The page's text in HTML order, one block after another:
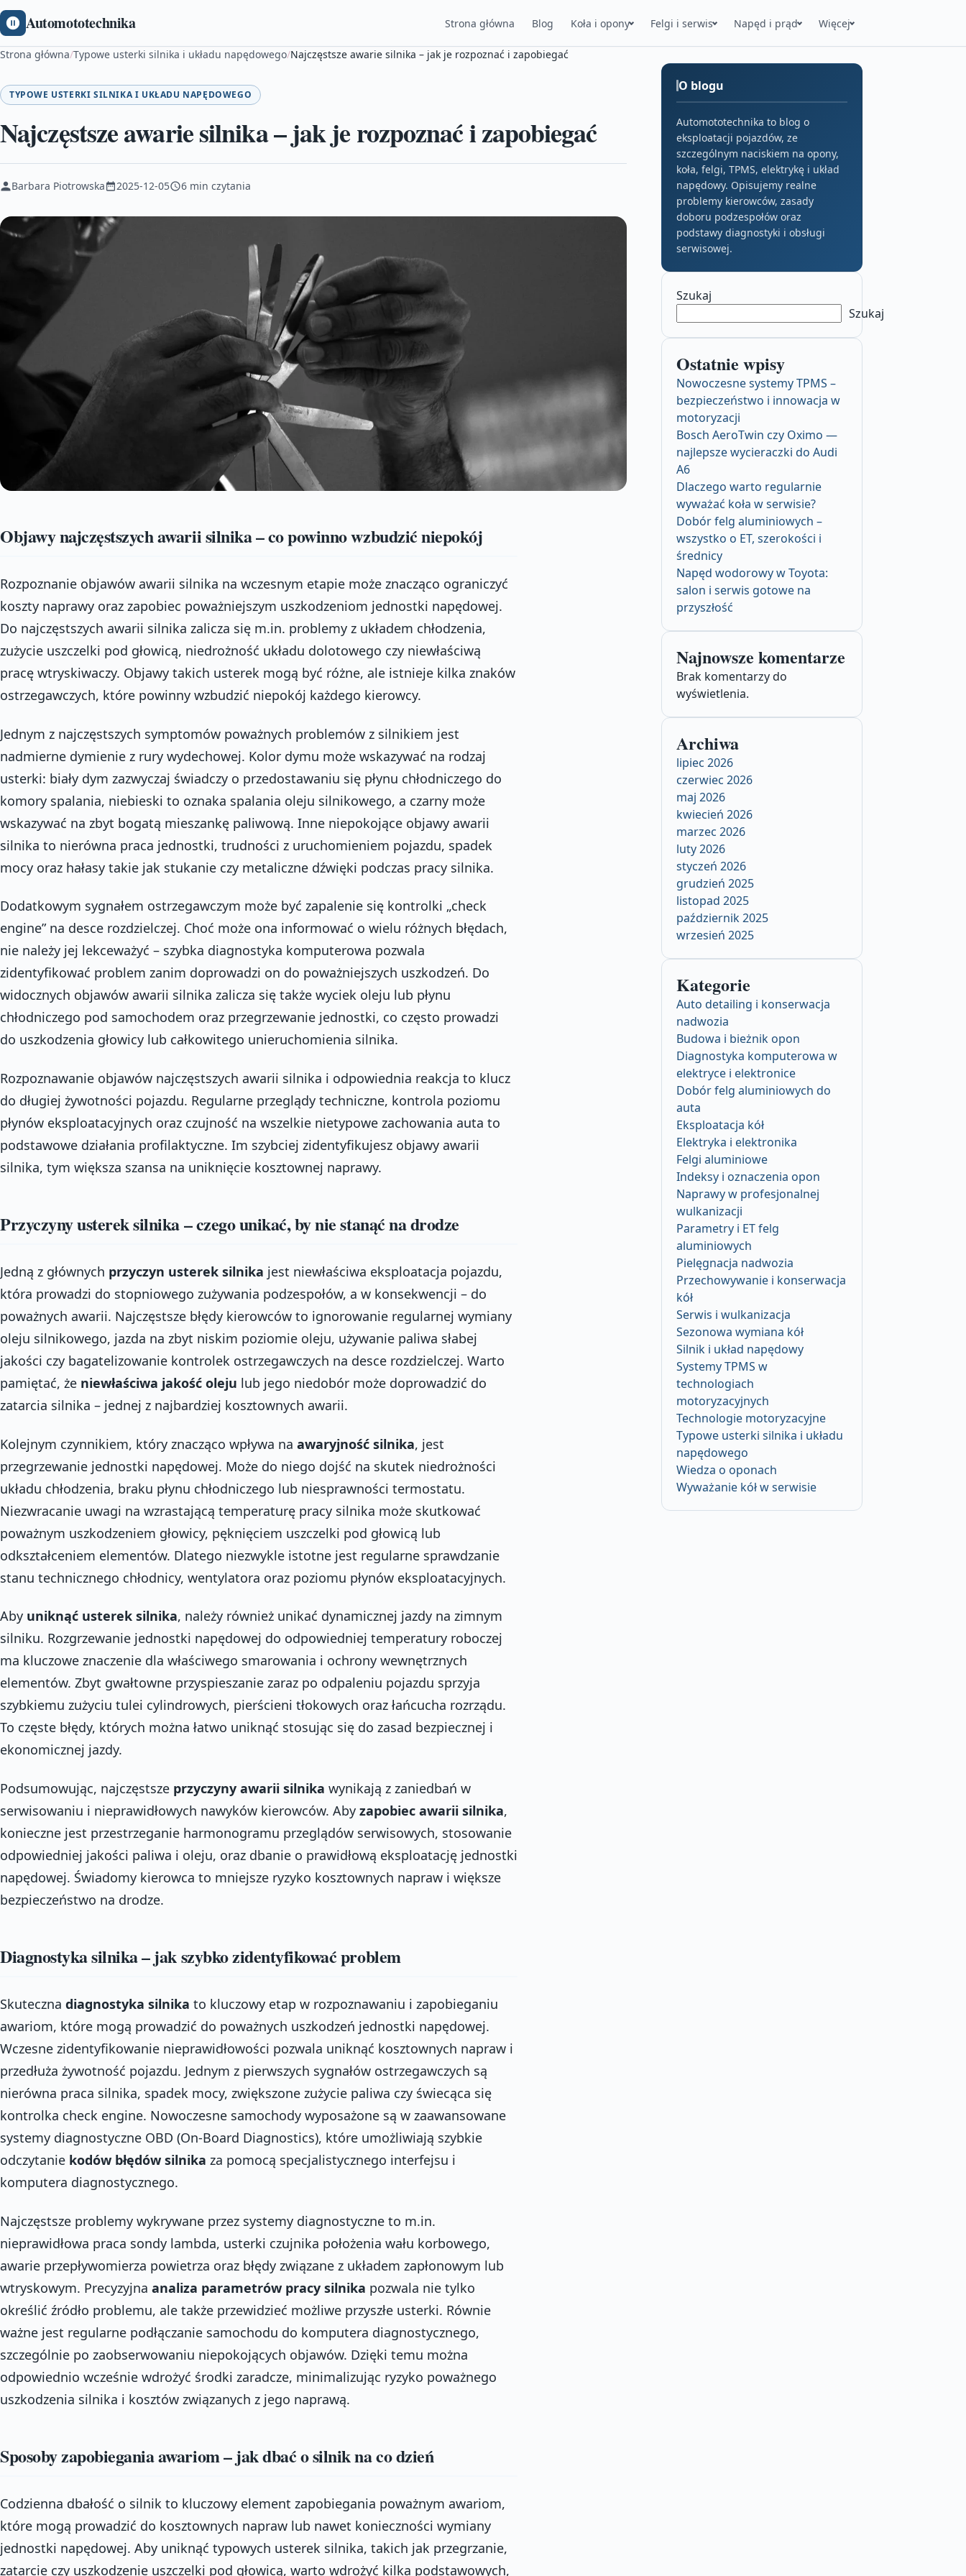
Automototechnika Strona główna Blog Koła i opony Felgi i serwis Napęd i prąd Więcej
Strona główna/Typowe usterki silnika i układu napędowego/Najczęstsze awarie silnika – jak je rozpoznać i zapobiegać
TYPOWE USTERKI SILNIKA I UKŁADU NAPĘDOWEGO
Najczęstsze awarie silnika – jak je rozpoznać i zapobiegać
Barbara Piotrowska 2025-12-05 6 min czytania
Objawy najczęstszych awarii silnika – co powinno wzbudzić niepokój
Rozpoznanie objawów awarii silnika na wczesnym etapie może znacząco ograniczyć
koszty naprawy oraz zapobiec poważniejszym uszkodzeniom jednostki napędowej.
Do najczęstszych awarii silnika zalicza się m.in. problemy z układem chłodzenia,
zużycie uszczelki pod głowicą, niedrożność układu dolotowego czy niewłaściwą
pracę wtryskiwaczy. Objawy takich usterek mogą być różne, ale istnieje kilka znaków
ostrzegawczych, które powinny wzbudzić niepokój każdego kierowcy.
Jednym z najczęstszych symptomów poważnych problemów z silnikiem jest
nadmierne dymienie z rury wydechowej. Kolor dymu może wskazywać na rodzaj
usterki: biały dym zazwyczaj świadczy o przedostawaniu się płynu chłodniczego do
komory spalania, niebieski to oznaka spalania oleju silnikowego, a czarny może
wskazywać na zbyt bogatą mieszankę paliwową. Inne niepokojące objawy awarii
silnika to nierówna praca jednostki, trudności z uruchomieniem pojazdu, spadek
mocy oraz hałasy takie jak stukanie czy metaliczne dźwięki podczas pracy silnika.
Dodatkowym sygnałem ostrzegawczym może być zapalenie się kontrolki „check
engine” na desce rozdzielczej. Choć może ona informować o wielu różnych błędach,
nie należy jej lekceważyć – szybka diagnostyka komputerowa pozwala
zidentyfikować problem zanim doprowadzi on do poważniejszych uszkodzeń. Do
widocznych objawów awarii silnika zalicza się także wyciek oleju lub płynu
chłodniczego pod samochodem oraz przegrzewanie jednostki, co często prowadzi
do uszkodzenia głowicy lub całkowitego unieruchomienia silnika.
Rozpoznawanie objawów najczęstszych awarii silnika i odpowiednia reakcja to klucz
do długiej żywotności pojazdu. Regularne przeglądy techniczne, kontrola poziomu
płynów eksploatacyjnych oraz czujność na wszelkie nietypowe zachowania auta to
podstawowe działania profilaktyczne. Im szybciej zidentyfikujesz objawy awarii
silnika, tym większa szansa na uniknięcie kosztownej naprawy.
Przyczyny usterek silnika – czego unikać, by nie stanąć na drodze
Jedną z głównych przyczyn usterek silnika jest niewłaściwa eksploatacja pojazdu,
która prowadzi do stopniowego zużywania podzespołów, a w konsekwencji – do
poważnych awarii. Najczęstsze błędy kierowców to ignorowanie regularnej wymiany
oleju silnikowego, jazda na zbyt niskim poziomie oleju, używanie paliwa słabej
jakości czy bagatelizowanie kontrolek ostrzegawczych na desce rozdzielczej. Warto
pamiętać, że niewłaściwa jakość oleju lub jego niedobór może doprowadzić do
zatarcia silnika – jednej z najbardziej kosztownych awarii.
Kolejnym czynnikiem, który znacząco wpływa na awaryjność silnika, jest
przegrzewanie jednostki napędowej. Może do niego dojść na skutek niedrożności
układu chłodzenia, braku płynu chłodniczego lub niesprawności termostatu.
Niezwracanie uwagi na wzrastającą temperaturę pracy silnika może skutkować
poważnym uszkodzeniem głowicy, pęknięciem uszczelki pod głowicą lub
odkształceniem elementów. Dlatego niezwykle istotne jest regularne sprawdzanie
stanu technicznego chłodnicy, wentylatora oraz poziomu płynów eksploatacyjnych.
Aby uniknąć usterek silnika, należy również unikać dynamicznej jazdy na zimnym
silniku. Rozgrzewanie jednostki napędowej do odpowiedniej temperatury roboczej
ma kluczowe znaczenie dla właściwego smarowania i ochrony wewnętrznych
elementów. Zbyt gwałtowne przyspieszanie zaraz po odpaleniu pojazdu sprzyja
szybkiemu zużyciu tulei cylindrowych, pierścieni tłokowych oraz łańcucha rozrządu.
To częste błędy, których można łatwo uniknąć stosując się do zasad bezpiecznej i
ekonomicznej jazdy.
Podsumowując, najczęstsze przyczyny awarii silnika wynikają z zaniedbań w
serwisowaniu i nieprawidłowych nawyków kierowców. Aby zapobiec awarii silnika,
konieczne jest przestrzeganie harmonogramu przeglądów serwisowych, stosowanie
odpowiedniej jakości paliwa i oleju, oraz dbanie o prawidłową eksploatację jednostki
napędowej. Świadomy kierowca to mniejsze ryzyko kosztownych napraw i większe
bezpieczeństwo na drodze.
Diagnostyka silnika – jak szybko zidentyfikować problem
Skuteczna diagnostyka silnika to kluczowy etap w rozpoznawaniu i zapobieganiu
awariom, które mogą prowadzić do poważnych uszkodzeń jednostki napędowej.
Wczesne zidentyfikowanie nieprawidłowości pozwala uniknąć kosztownych napraw i
przedłuża żywotność pojazdu. Jednym z pierwszych sygnałów ostrzegawczych są
nierówna praca silnika, spadek mocy, zwiększone zużycie paliwa czy świecąca się
kontrolka check engine. Nowoczesne samochody wyposażone są w zaawansowane
systemy diagnostyczne OBD (On-Board Diagnostics), które umożliwiają szybkie
odczytanie kodów błędów silnika za pomocą specjalistycznego interfejsu i
komputera diagnostycznego.
Najczęstsze problemy wykrywane przez systemy diagnostyczne to m.in.
nieprawidłowa praca sondy lambda, usterki czujnika położenia wału korbowego,
awarie przepływomierza powietrza oraz błędy związane z układem zapłonowym lub
wtryskowym. Precyzyjna analiza parametrów pracy silnika pozwala nie tylko
określić źródło problemu, ale także przewidzieć możliwe przyszłe usterki. Równie
ważne jest regularne podłączanie samochodu do komputera diagnostycznego,
szczególnie po zaobserwowaniu niepokojących objawów. Dzięki temu można
odpowiednio wcześnie wdrożyć środki zaradcze, minimalizując ryzyko poważnego
uszkodzenia silnika i kosztów związanych z jego naprawą.
Sposoby zapobiegania awariom – jak dbać o silnik na co dzień
Codzienna dbałość o silnik to kluczowy element zapobiegania poważnym awariom,
które mogą prowadzić do kosztownych napraw lub nawet konieczności wymiany
jednostki napędowej. Aby uniknąć typowych usterek silnika, takich jak przegrzanie,
zatarcie czy uszkodzenie uszczelki pod głowicą, warto wdrożyć kilka podstawowych,
O blogu
Automototechnika to blog o
eksploatacji pojazdów, ze
szczególnym naciskiem na opony,
koła, felgi, TPMS, elektrykę i układ
napędowy. Opisujemy realne
problemy kierowców, zasady
doboru podzespołów oraz
podstawy diagnostyki i obsługi
serwisowej.
Szukaj
Szukaj
Ostatnie wpisy
Nowoczesne systemy TPMS –
bezpieczeństwo i innowacja w
motoryzacji
Bosch AeroTwin czy Oximo —
najlepsze wycieraczki do Audi
A6
Dlaczego warto regularnie
wyważać koła w serwisie?
Dobór felg aluminiowych –
wszystko o ET, szerokości i
średnicy
Napęd wodorowy w Toyota:
salon i serwis gotowe na
przyszłość
Najnowsze komentarze
Brak komentarzy do
wyświetlenia.
Archiwa
lipiec 2026
czerwiec 2026
maj 2026
kwiecień 2026
marzec 2026
luty 2026
styczeń 2026
grudzień 2025
listopad 2025
październik 2025
wrzesień 2025
Kategorie
Auto detailing i konserwacja
nadwozia
Budowa i bieżnik opon
Diagnostyka komputerowa w
elektryce i elektronice
Dobór felg aluminiowych do
auta
Eksploatacja kół
Elektryka i elektronika
Felgi aluminiowe
Indeksy i oznaczenia opon
Naprawy w profesjonalnej
wulkanizacji
Parametry i ET felg
aluminiowych
Pielęgnacja nadwozia
Przechowywanie i konserwacja
kół
Serwis i wulkanizacja
Sezonowa wymiana kół
Silnik i układ napędowy
Systemy TPMS w
technologiach
motoryzacyjnych
Technologie motoryzacyjne
Typowe usterki silnika i układu
napędowego
Wiedza o oponach
Wyważanie kół w serwisie